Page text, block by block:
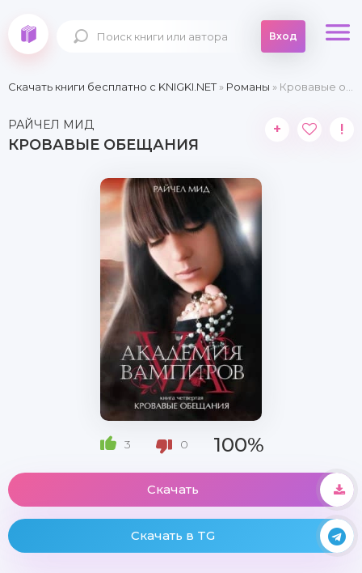
Вход
Скачать книги бесплатно c KNIGKI.NET» Романы » Кровавые обещания
РАЙЧЕЛ МИД
КРОВАВЫЕ ОБЕЩАНИЯ
+ !
3 0 100%
Скачать
Скачать в TG